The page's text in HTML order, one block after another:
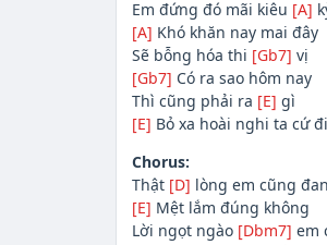
Em đứng đó mãi kiêu [A]
[A] Khó khăn nay mai đây
Sẽ bỗng hóa thi [Gb7] vị
[Gb7] Có ra sao hôm nay
Thì cũng phải ra [E] gì
[E] Bỏ xa hoài nghi ta cứ đi
Chorus:
Thật [D] lòng em cũng
[E] Mệt lắm đúng không
Lời ngọt ngào [Dbm7] em